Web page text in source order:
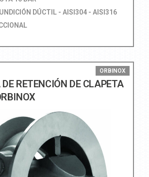
DÚCTIL - AISI304 - AISI316
RETENCIÓN DE CLAPETA
ORBINOX